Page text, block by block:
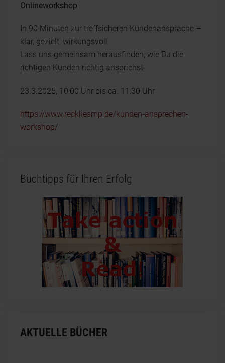
Onlineworkshop
In 90 Minuten zur treffsicheren Kundenansprache –
klar, gezielt, wirkungsvoll
Lass uns gemeinsam herausfinden, wie Du die
richtigen Kunden richtig ansprichst
23.3.2025, 10:00 Uhr bis ca. 11:30 Uhr
https://www.reckliesmp.de/kunden-ansprechen-
workshop/
Buchtipps für Ihren Erfolg
AKTUELLE BÜCHER